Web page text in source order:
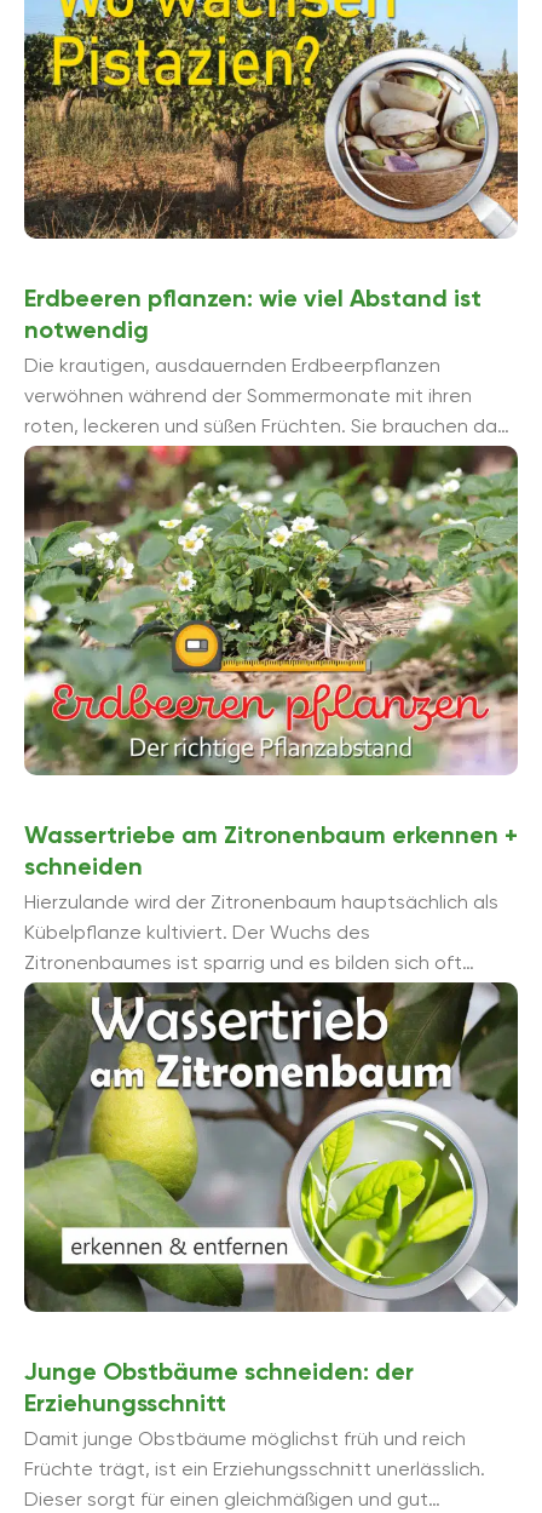
Erdbeeren pflanzen: wie viel Abstand ist
notwendig
Die krautigen, ausdauernden Erdbeerpflanzen
verwöhnen während der Sommermonate mit ihren
roten, leckeren und süßen Früchten. Sie brauchen dazu
nicht nur eine sorgfältige Pflege, sondern auch ...
Wassertriebe am Zitronenbaum erkennen +
schneiden
Hierzulande wird der Zitronenbaum hauptsächlich als
Kübelpflanze kultiviert. Der Wuchs des
Zitronenbaumes ist sparrig und es bilden sich oft
Geiltriebe, auch als Wassertrieb bekannt. Diese
müssen nach ...
Junge Obstbäume schneiden: der
Erziehungsschnitt
Damit junge Obstbäume möglichst früh und reich
Früchte trägt, ist ein Erziehungsschnitt unerlässlich.
Dieser sorgt für einen gleichmäßigen und gut